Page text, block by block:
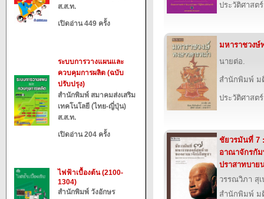
ส.ส.ท.
เปิดอ่าน 449 ครั้ง
ระบบการวางแผนและ
ควบคุมการผลิต (ฉบับ
ปรับปรุง)
สำนักพิมพ์ สมาคมส่งเสริม
เทคโนโลยี (ไทย-ญี่ปุ่น)
ส.ส.ท.
เปิดอ่าน 204 ครั้ง
ไฟฟ้าเบื้องต้น (2100-
1304)
สำนักพิมพ์ วังอักษร
ประวัติศาสต
มหาราชวงษ์
นายต่อ.
สำนักพิมพ์ ม
ประวัติศาสต
ชัยวรมันที่ 7
อาณาจักรกั
ปราสาทบาย
วรรณวิภา สุ
สำนักพิมพ์ ม